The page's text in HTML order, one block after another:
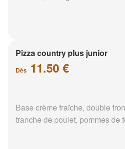
Pizza country plus junior
Dès 11.50 €
Base crème fraîche, double
tranche de poulet, pommes de